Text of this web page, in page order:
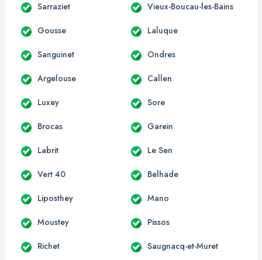
Sarraziet Vieux-Boucau-les-Bains
Gousse Laluque
Sanguinet Ondres
Argelouse Callen
Luxey Sore
Brocas Garein
Labrit Le Sen
Vert 40 Belhade
Liposthey Mano
Moustey Pissos
Richet Saugnacq-et-Muret